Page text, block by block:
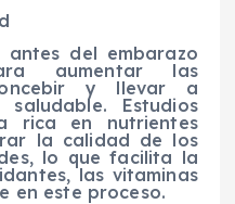
del embarazo
aumentar las
y llevar a
Estudios
rica en nutrientes
la calidad de los
lo que facilita la
las vitaminas
en este proceso.